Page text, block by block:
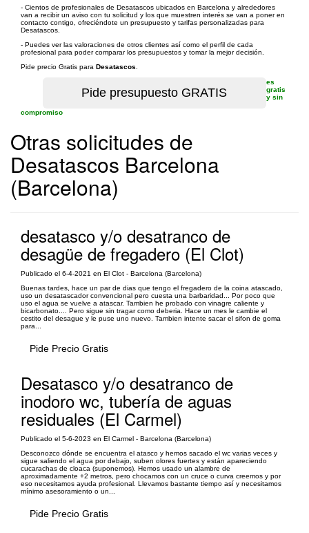
- Cientos de profesionales de Desatascos ubicados en Barcelona y alrededores
van a recibir un aviso con tu solicitud y los que muestren interés se van a poner en
contacto contigo, ofreciéndote un presupuesto y tarifas personalizadas para
Desatascos.
- Puedes ver las valoraciones de otros clientes así como el perfil de cada
profesional para poder comparar los presupuestos y tomar la mejor decisión.
Pide precio Gratis para Desatascos
es
gratis
y sin
compromiso
Otras solicitudes de
Desatascos Barcelona
(Barcelona)
desatasco y/o desatranco de
desagüe de fregadero (El Clot)
Publicado el 6-4-2021 en El Clot - Barcelona (Barcelona)
Buenas tardes, hace un par de dias que tengo el fregadero de la coina atascado,
uso un desatascador convencional pero cuesta una barbaridad... Por poco que
uso el agua se vuelve a atascar. Tambien he probado con vinagre caliente y
bicarbonato.... Pero sigue sin tragar como deberia. Hace un mes le cambie el
cestito del desague y le puse uno nuevo. Tambien intente sacar el sifon de goma
para...
Pide Precio Gratis
Desatasco y/o desatranco de
inodoro wc, tubería de aguas
residuales (El Carmel)
Publicado el 5-6-2023 en El Carmel - Barcelona (Barcelona)
Desconozco dónde se encuentra el atasco y hemos sacado el wc varias veces y
sigue saliendo el agua por debajo, suben olores fuertes y están apareciendo
cucarachas de cloaca (suponemos). Hemos usado un alambre de
aproximadamente +2 metros, pero chocamos con un cruce o curva creemos y por
eso necesitamos ayuda profesional. Llevamos bastante tiempo así y necesitamos
mínimo asesoramiento o un...
Pide Precio Gratis